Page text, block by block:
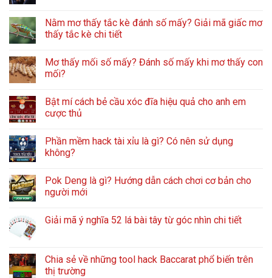
Nằm mơ thấy tắc kè đánh số mấy? Giải mã giấc mơ
thấy tắc kè chi tiết
Mơ thấy mối số mấy? Đánh số mấy khi mơ thấy con
mối?
Bật mí cách bẻ cầu xóc đĩa hiệu quả cho anh em
cược thủ
Phần mềm hack tài xỉu là gì? Có nên sử dụng
không?
Pok Deng là gì? Hướng dẫn cách chơi cơ bản cho
người mới
Giải mã ý nghĩa 52 lá bài tây từ góc nhìn chi tiết
Chia sẻ về những tool hack Baccarat phổ biến trên
thị trường